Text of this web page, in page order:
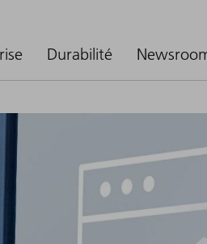
Durabilité